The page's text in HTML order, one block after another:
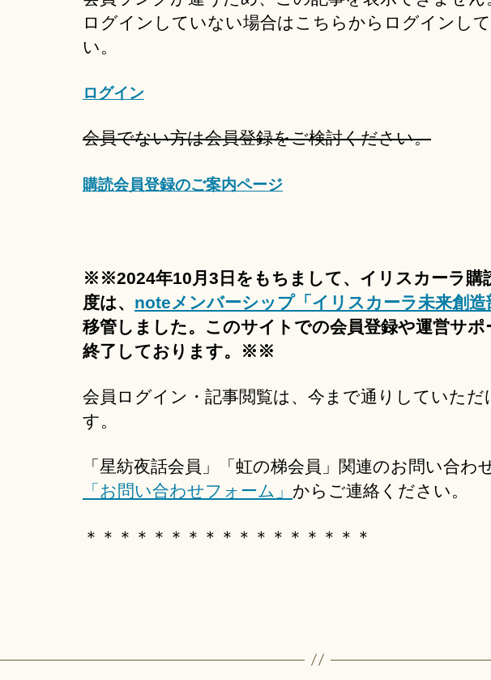
ログインしていない場合はこちらからログインし
い。
ログイン
会員でない方は会員登録をご検討ください。
購読会員登録のご案内ページ
※※2024年10月3日をもちまして、イリスカーラ購
度は、 noteメンバーシップ「イリスカーラ未来創造
移管しました。このサイトでの会員登録や運営サポ
終了しております。※※
会員ログイン・記事閲覧は、今まで通りしていただ
す。
「星紡夜話会員」「虹の梯会員」関連のお問い合わ
「お問い合わせフォーム」 からご連絡ください。
＊＊＊＊＊＊＊＊＊＊＊＊＊＊＊＊＊